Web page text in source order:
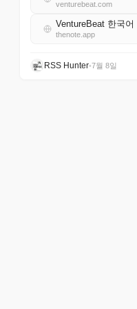
venturebeat.com
VentureBeat 한국어
thenote.app
RSS Hunter•7월 8일